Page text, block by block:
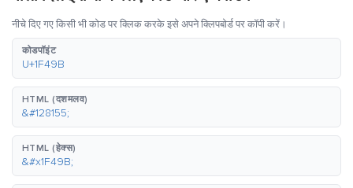
नीचे दिए गए किसी भी कोड पर क्लिक करके इसे अपने क्लिपबोर्ड पर कॉपी करें।
कोडपॉइंट
U+1F49B
HTML (दशमलव)
&#128155;
HTML (हेक्स)
&#x1F49B;